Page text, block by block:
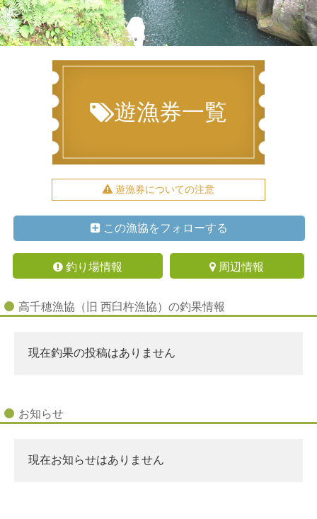
遊漁券一覧
遊漁券についての注意
この漁協をフォローする
釣り場情報 周辺情報
高千穂漁協（旧 西臼杵漁協）の釣果情報
現在釣果の投稿はありません
お知らせ
現在お知らせはありません